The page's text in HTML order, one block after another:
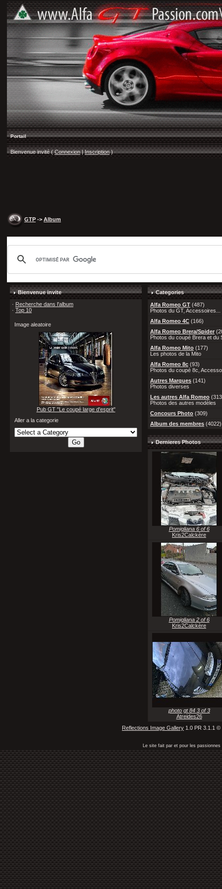
Portail
Bienvenue invité ( Connexion |Inscription)
GTP -> Album
Bienvenue invite
· Recherche dans l'album
· Top 10
Image aleatoire
Pub GT "Le coupé large d'esprit"
Aller a la categorie
Categories
Alfa Romeo GT (487)
Photos du GT, Accessoires...
Alfa Romeo 4C (166)
Alfa Romeo Brera/Spider
Photos du coupé Brera et du
Alfa Romeo Mito (177)
Les photos de la Mito
Alfa Romeo 8c (93)
Photos du coupé 8c,
Autres Marques (141)
Photos diverses
Les autres Alfa Romeo
Photos des autres modèles
Concours Photo (309)
Album des membres (4022)
Dernieres Photos
Pomigliana 6 of 6
Kris2Calckère
Pomigliana 2 of 6
Kris2Calckère
photo gt 84 3 of 3
Atreides26
Reflections Image Gallery 1.0 PR 3.1.1
Le site fait par et pour les